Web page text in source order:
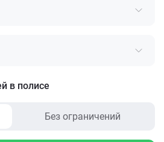
в полисе
Без ограничений